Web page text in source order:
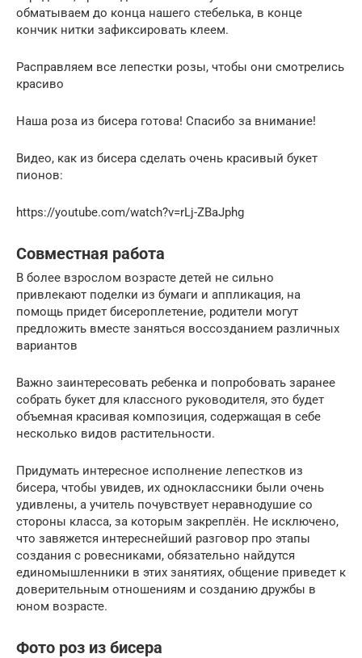
обматываем до конца нашего стебелька, в конце
кончик нитки зафиксировать клеем.
Расправляем все лепестки розы, чтобы они смотрелись
красиво
Наша роза из бисера готова! Спасибо за внимание!
Видео, как из бисера сделать очень красивый букет
пионов:
https://youtube.com/watch?v=rLj-ZBaJphg
Совместная работа
В более взрослом возрасте детей не сильно
привлекают поделки из бумаги и аппликация, на
помощь придет бисероплетение, родители могут
предложить вместе заняться воссозданием различных
вариантов
Важно заинтересовать ребенка и попробовать заранее
собрать букет для классного руководителя, это будет
объемная красивая композиция, содержащая в себе
несколько видов растительности.
Придумать интересное исполнение лепестков из
бисера, чтобы увидев, их одноклассники были очень
удивлены, а учитель почувствует неравнодушие со
стороны класса, за которым закреплён. Не исключено,
что завяжется интереснейший разговор про этапы
создания с ровесниками, обязательно найдутся
единомышленники в этих занятиях, общение приведет к
доверительным отношениям и созданию дружбы в
юном возрасте.
Фото роз из бисера